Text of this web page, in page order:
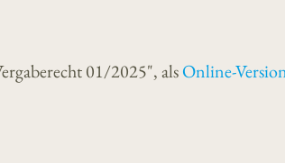
01/2025", alsOnline-